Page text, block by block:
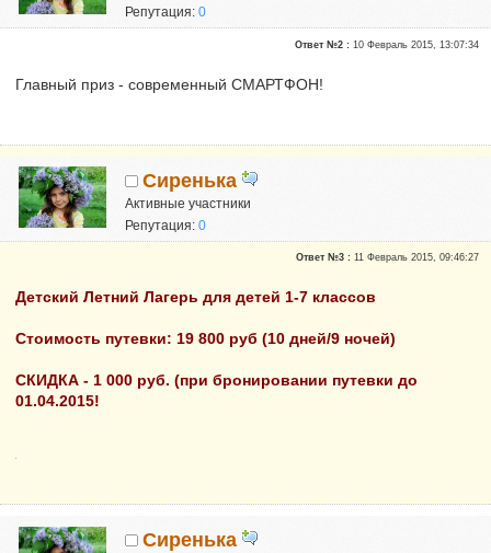
Репутация: 0
Ответ №2 :10 Февраль 2015, 13:07:34
Главный приз - современный СМАРТФОН!
Сиренька
Активные участники
Репутация: 0
Ответ №3 :11 Февраль 2015, 09:46:27
Детский Летний Лагерь для детей 1-7 классов
Стоимость путевки: 19 800 руб (10 дней/9 ночей)
СКИДКА - 1 000 руб. (при бронировании путевки до
01.04.2015!
Сиренька